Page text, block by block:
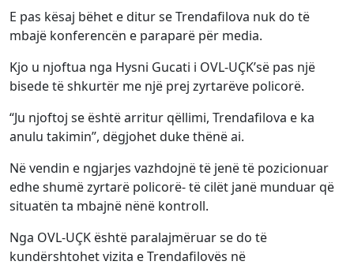
E pas kësaj bëhet e ditur se Trendafilova nuk do të
mbajë konferencën e paraparë për media.
Kjo u njoftua nga Hysni Gucati i OVL-UÇK’së pas një
bisede të shkurtër me një prej zyrtarëve policorë.
“Ju njoftoj se është arritur qëllimi, Trendafilova e ka
anulu takimin”, dëgjohet duke thënë ai.
Në vendin e ngjarjes vazhdojnë të jenë të pozicionuar
edhe shumë zyrtarë policorë- të cilët janë munduar që
situatën ta mbajnë nënë kontroll.
Nga OVL-UÇK është paralajmëruar se do të
kundërshtohet vizita e Trendafilovës në